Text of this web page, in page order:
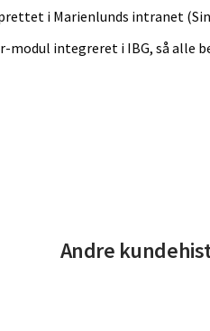
i Marienlunds intranet
modul integreret i IBG, så alle
Andre